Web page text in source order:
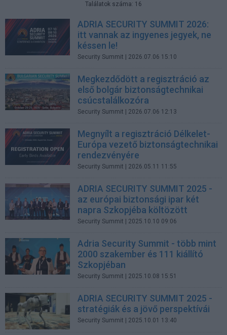
Találatok száma: 16
ADRIA SECURITY SUMMIT 2026:
itt vannak az ingyenes jegyek, ne
késsen le!
Security Summit | 2026.07.06 15:10
Megkezdődött a regisztráció az
első bolgár biztonságtechnikai
csúcstalálkozóra
Security Summit | 2026.07.06 12:13
Megnyílt a regisztráció Délkelet-
Európa vezető biztonságtechnikai
rendezvényére
Security Summit | 2026.05.11 11:55
ADRIA SECURITY SUMMIT 2025 -
az európai biztonsági ipar két
napra Szkopjéba költözött
Security Summit | 2025.10.10 09:06
Adria Security Summit - több mint
2000 szakember és 111 kiállító
Szkopjéban
Security Summit | 2025.10.08 15:51
ADRIA SECURITY SUMMIT 2025 -
stratégiák és a jövő perspektívái
Security Summit | 2025.10.01 13:40